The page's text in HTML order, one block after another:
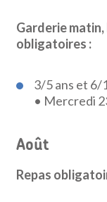
Garderie
obligatoires :
3/5 ans et 6/
• Mercredi
Août
Repas